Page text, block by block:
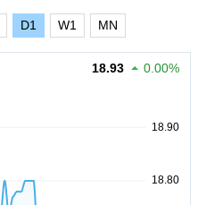
D1 W1 MN
18.93 0.00%